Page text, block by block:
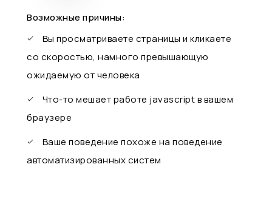
Возможные причины:
Вы просматриваете страницы и кликаете
со скоростью, намного превышающую
ожидаемую от человека
Что-то мешает работе javascript в вашем
браузере
Ваше поведение похоже на поведение
автоматизированных систем